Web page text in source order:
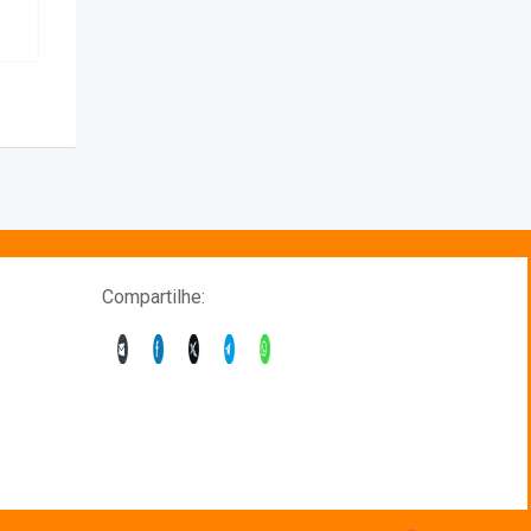
Compartilhe:
1